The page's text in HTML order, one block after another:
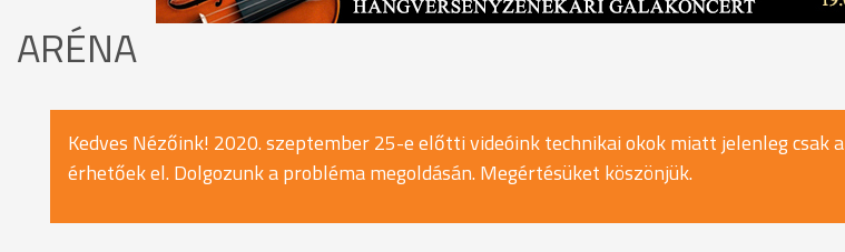
ARÉNA
Kedves Nézőink! 2020. szeptember 25-e előtti videóink technikai okok miatt jelenleg csak a
érhetőek el. Dolgozunk a probléma megoldásán. Megértésüket köszönjük.